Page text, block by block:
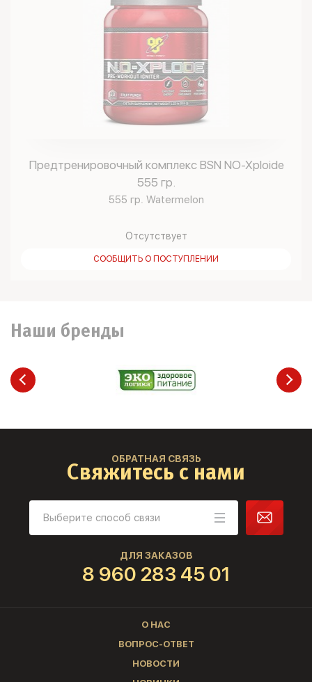
Предтренировочный комплекс BSN NO-Xploide
555 гр.
555 гр. Watermelon
Отсутствует
СООБЩИТЬ О ПОСТУПЛЕНИИ
Наши бренды
ОБРАТНАЯ СВЯЗЬ
Свяжитесь с нами
ДЛЯ ЗАКАЗОВ
8 960 283 45 01
О НАС
ВОПРОС-ОТВЕТ
НОВОСТИ